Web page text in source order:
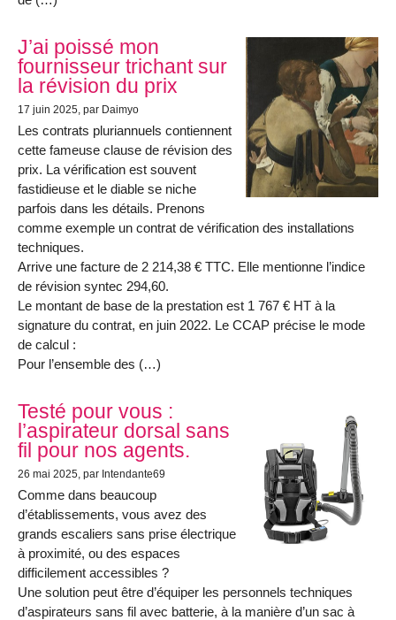
J’ai poissé mon
fournisseur trichant sur
la révision du prix
17 juin 2025, par Daimyo
Les contrats pluriannuels contiennent
cette fameuse clause de révision des
prix. La vérification est souvent
fastidieuse et le diable se niche
parfois dans les détails. Prenons
comme exemple un contrat de vérification des installations
techniques.
Arrive une facture de 2 214,38 € TTC. Elle mentionne l’indice
de révision syntec 294,60.
Le montant de base de la prestation est 1 767 € HT à la
signature du contrat, en juin 2022. Le CCAP précise le mode
de calcul :
Pour l’ensemble des (…)
Testé pour vous :
l’aspirateur dorsal sans
fil pour nos agents.
26 mai 2025, par Intendante69
Comme dans beaucoup
d’établissements, vous avez des
grands escaliers sans prise électrique
à proximité, ou des espaces
difficilement accessibles ?
Une solution peut être d’équiper les personnels techniques
d’aspirateurs sans fil avec batterie, à la manière d’un sac à